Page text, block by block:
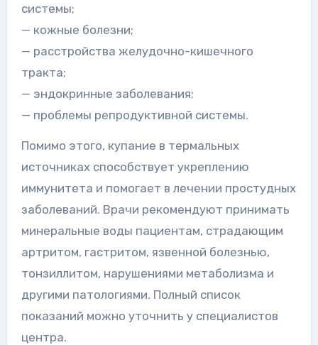
системы;
— кожные болезни;
— расстройства желудочно-кишечного
тракта;
— эндокринные заболевания;
— проблемы репродуктивной системы.
Помимо этого, купание в термальных
источниках способствует укреплению
иммунитета и помогает в лечении простудных
заболеваний. Врачи рекомендуют принимать
минеральные воды пациентам, страдающим
артритом, гастритом, язвенной болезнью,
тонзиллитом, нарушениями метаболизма и
другими патологиями. Полный список
показаний можно уточнить у специалистов
центра.